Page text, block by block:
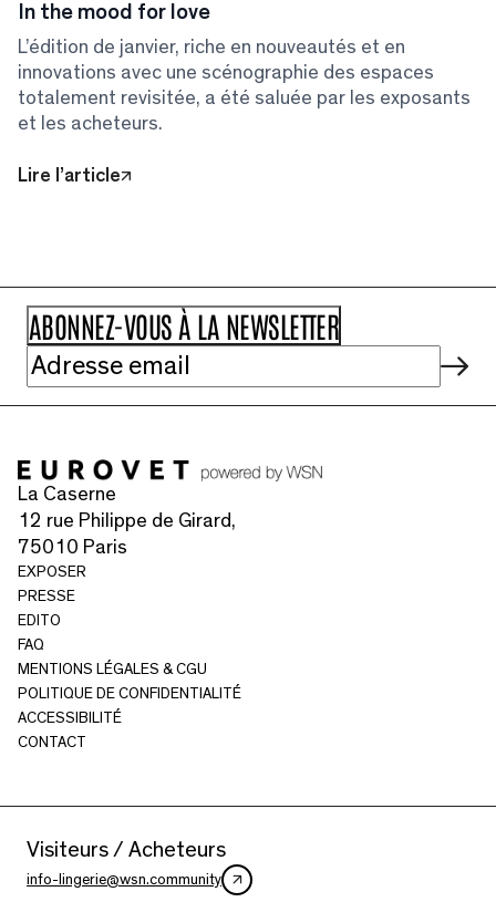
In the mood for love
L’édition de janvier, riche en nouveautés et en
innovations avec une scénographie des espaces
totalement revisitée, a été saluée par les exposants
et les acheteurs.
Lire l’article
Visiteurs / Acheteurs
info-lingerie@wsn.community
La Caserne
12 rue Philippe de Girard,
75010 Paris
EXPOSER
PRESSE
EDITO
FAQ
MENTIONS LÉGALES & CGU
POLITIQUE DE CONFIDENTIALITÉ
ACCESSIBILITÉ
CONTACT